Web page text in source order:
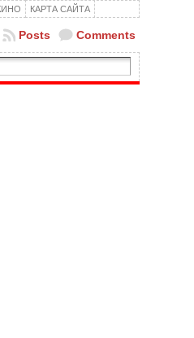
КАРТА САЙТА
Comments
Posts